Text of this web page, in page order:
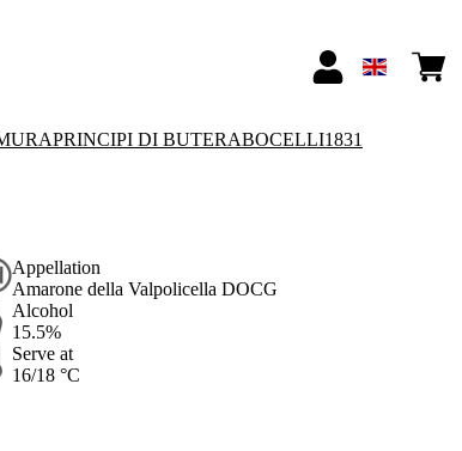
PRINCIPI DI BUTERABOCELLI1831
Appellation
Amarone della Valpolicella DOCG
Alcohol
15.5%
Serve at
16/18 °C